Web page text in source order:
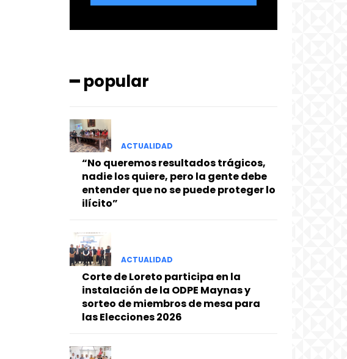
━ popular
ACTUALIDAD
“No queremos resultados trágicos,
nadie los quiere, pero la gente debe
entender que no se puede proteger lo
ilícito”
ACTUALIDAD
Corte de Loreto participa en la
instalación de la ODPE Maynas y
sorteo de miembros de mesa para
las Elecciones 2026